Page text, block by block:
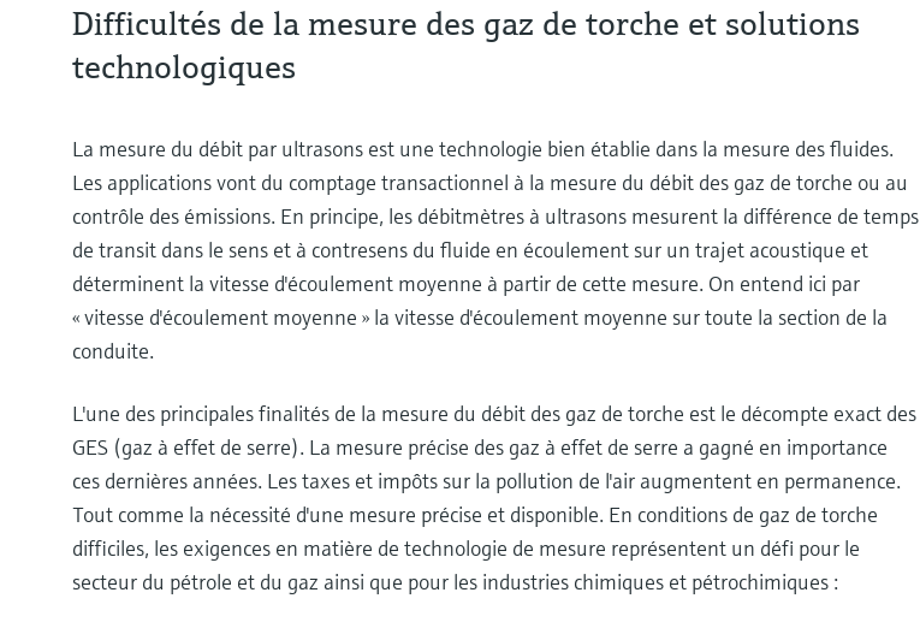
Difficultés de la mesure des gaz de torche et solutions
technologiques
La mesure du débit par ultrasons est une technologie bien établie dans la mesure des fluides.
Les applications vont du comptage transactionnel à la mesure du débit des gaz de torche ou au
contrôle des émissions. En principe, les débitmètres à ultrasons mesurent la différence de temps
de transit dans le sens et à contresens du fluide en écoulement sur un trajet acoustique et
déterminent la vitesse d'écoulement moyenne à partir de cette mesure. On entend ici par
« vitesse d'écoulement moyenne » la vitesse d'écoulement moyenne sur toute la section de la
conduite.
L'une des principales finalités de la mesure du débit des gaz de torche est le décompte exact des
GES (gaz à effet de serre). La mesure précise des gaz à effet de serre a gagné en importance
ces dernières années. Les taxes et impôts sur la pollution de l'air augmentent en permanence.
Tout comme la nécessité d'une mesure précise et disponible. En conditions de gaz de torche
difficiles, les exigences en matière de technologie de mesure représentent un défi pour le
secteur du pétrole et du gaz ainsi que pour les industries chimiques et pétrochimiques :